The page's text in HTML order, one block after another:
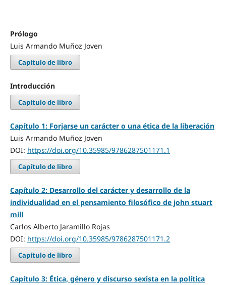
Prólogo
Luis Armando Muñoz Joven
Capítulo de libro
Introducción
Capítulo de libro
Capítulo 1: Forjarse un carácter o una ética de la liberación
Luis Armando Muñoz Joven
DOI: https://doi.org/10.35985/9786287501171.1
Capítulo de libro
Capítulo 2: Desarrollo del carácter y desarrollo de la
individualidad en el pensamiento filosófico de john stuart
mill
Carlos Alberto Jaramillo Rojas
DOI: https://doi.org/10.35985/9786287501171.2
Capítulo de libro
Capítulo 3: Ética, género y discurso sexista en la política